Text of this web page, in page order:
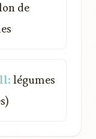
de
légumes